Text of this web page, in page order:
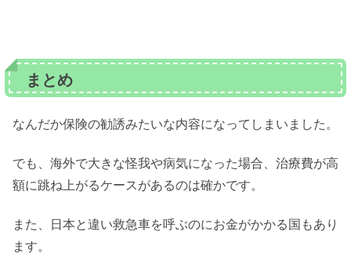
まとめ
なんだか保険の勧誘みたいな内容になってしまいました。
でも、海外で大きな怪我や病気になった場合、治療費が高
額に跳ね上がるケースがあるのは確かです。
また、日本と違い救急車を呼ぶのにお金がかかる国もあり
ます。